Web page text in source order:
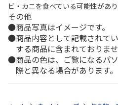
ビ・カニを食べている可能性があり
その他
商品写真はイメージです。
商品内容として記載されて
する商品に含まれておりませ
商品の色は、ご覧になるパ
際と異なる場合があります。